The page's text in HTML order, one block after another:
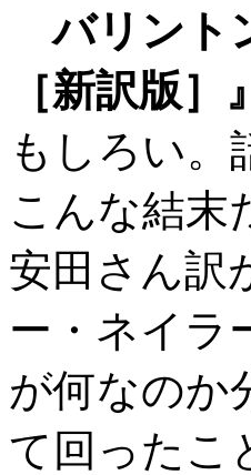
バリント
［新訳版］』
もしろい。
こんな結末
安田さん訳
ー・ネイラ
が何なのか
て回ったこ